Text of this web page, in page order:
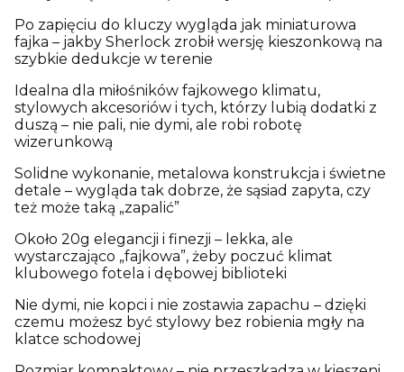
Po zapięciu do kluczy wygląda jak miniaturowa
fajka – jakby Sherlock zrobił wersję kieszonkową na
szybkie dedukcje w terenie
Idealna dla miłośników fajkowego klimatu,
stylowych akcesoriów i tych, którzy lubią dodatki z
duszą – nie pali, nie dymi, ale robi robotę
wizerunkową
Solidne wykonanie, metalowa konstrukcja i świetne
detale – wygląda tak dobrze, że sąsiad zapyta, czy
też może taką „zapalić”
Około 20g elegancji i finezji – lekka, ale
wystarczająco „fajkowa”, żeby poczuć klimat
klubowego fotela i dębowej biblioteki
Nie dymi, nie kopci i nie zostawia zapachu – dzięki
czemu możesz być stylowy bez robienia mgły na
klatce schodowej